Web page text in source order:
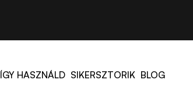
ÍGY HASZNÁLD SIKERSZTORIK BLOG